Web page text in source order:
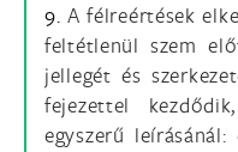
9. A félreértések
feltétlenül szem
jellegét és
fejezettel
egyszerű